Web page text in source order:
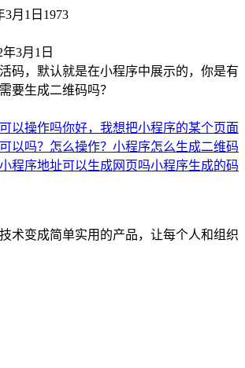
3月1日 1973
年3月1日
码，默认就是在小程序中展示的，你是有
要生成二维码吗？
以操作吗你好，我想把小程序的某个页面
以吗？怎么操作？ 小程序怎么生成二维码
程序地址可以生成网页吗小程序生成的码
术变成简单实用的产品，让每个人和组织